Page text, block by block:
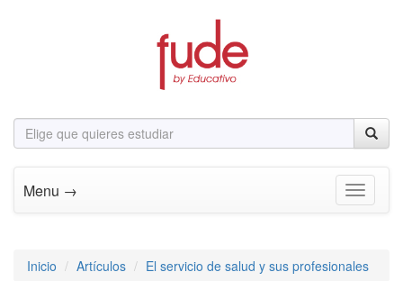
Menu → Toggle
Inicio Artículos El servicio de salud y sus profesionales